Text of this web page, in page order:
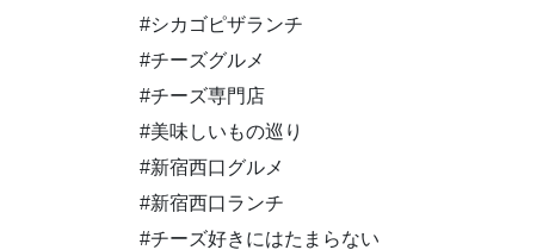
#シカゴピザランチ
#チーズグルメ
#チーズ専門店
#美味しいもの巡り
#新宿西口グルメ
#新宿西口ランチ
#チーズ好きにはたまらない